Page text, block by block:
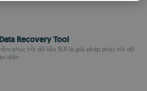
Recovery Tool
phục hồi dữ liệu BLR là giải pháp phục hồi dữ
diện